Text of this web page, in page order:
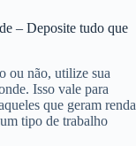
– Deposite tudo que
ou não, utilize sua
Isso vale para
que geram renda
tipo de trabalho